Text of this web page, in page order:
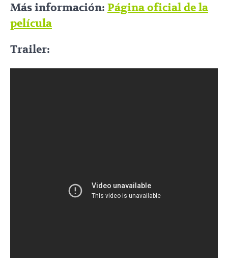
Más información: Página oficial de la
película
Trailer: